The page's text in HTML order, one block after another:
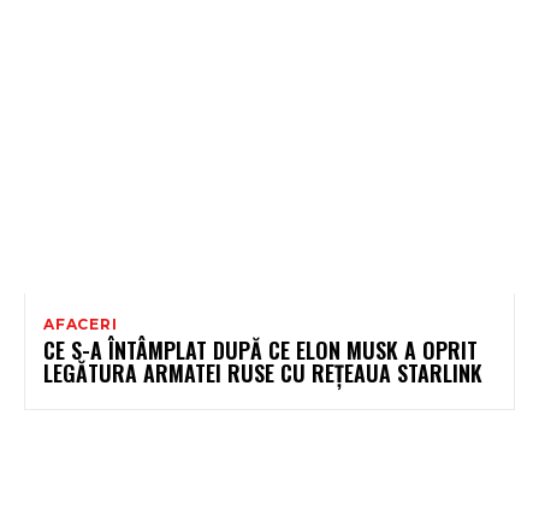
AFACERI
CE S-A ÎNTÂMPLAT DUPĂ CE ELON MUSK A OPRIT
LEGĂTURA ARMATEI RUSE CU REȚEAUA STARLINK